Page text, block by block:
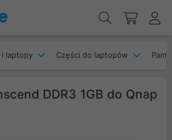
i laptopy Części do laptopów
DDR3 1GB do Qnap